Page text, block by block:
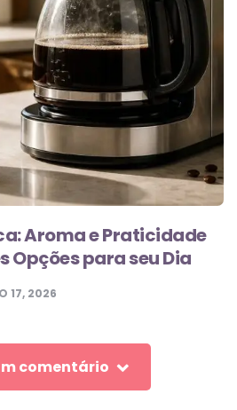
Aroma e Praticidade
Opções para seu Dia
17, 2026
comentário